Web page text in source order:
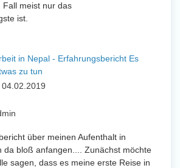
Fall meist nur das
ist.
in Nepal - Erfahrungsbericht Es
zu tun
über meinen Aufenthalt in
da bloß anfangen.... Zunächst möchte
sagen, dass es meine erste Reise in